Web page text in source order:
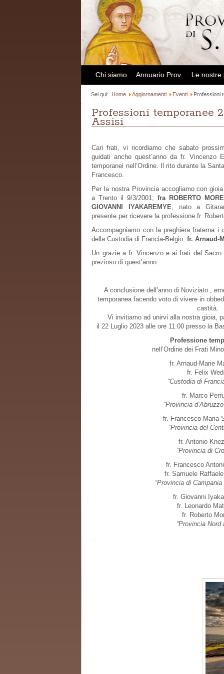
Chi siamo Annuario Prov. Le nostre
Sei qui: Home Aggiornamenti Eventi Professioni
Professioni temporanee
Assisi
Cari frati, vi ricordiamo che sabato
guidati anche quest’anno da fr. Vincenzo
temporanei nell’Ordine. Il rito durante la
Francesco.
Per la nostra Provincia accogliamo con
a Trento il 9/3/2001; fra ROBERTO
GIOVANNI IYAKAREMYE, nato a
presente per ricevere la professione fr.
Accompagniamo con la preghiera fraterna
della Custodia di Francia-Belgio:fr. Arnaud-
Un grazie a fr. Vincenzo e ai frati del Sacro
prezioso di quest’anno.
A conclusione dell’anno di Noviziato ,
temporanea facendo voto di vivere in
castità.
Vi invitiamo ad unirvi alla nostra gioia,
il 22 Luglio 2023 alle ore 11:00 presso la
Professione
nell’Ordine dei Frati
fr. Arnaud-Marie
fr. Felix
“Custodia di
fr. Marco
“Provincia
fr. Francesco Maria
“Provincia del
fr. Antonio
“Provincia di
fr. Francesco
fr. Samuele
“Provincia di
fr. Giovanni
fr. Leonardo
fr. Roberto
“Provincia Nord
.
.